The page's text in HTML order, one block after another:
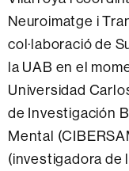
Neuroimatge i
col·laboració de
la UAB en el
Universidad
de Investigación
Mental
(investigadora de